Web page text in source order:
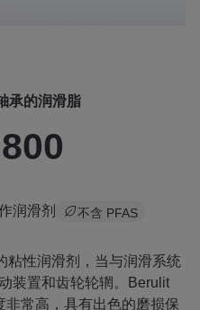
承的润滑脂
润滑剂 不含 PFAS
粘性润滑剂，当与润滑系统
装置和齿轮轮辋。Berulit
非常高，具有出色的磨损保